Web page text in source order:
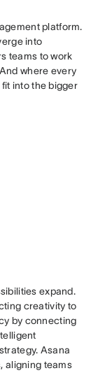
platform.
into
teams to work
where every
into the bigger
expand.
creativity to
by connecting
Asana
aligning teams